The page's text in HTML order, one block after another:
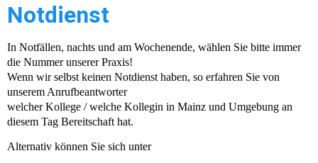
Notdienst
In Notfällen, nachts und am Wochenende, wählen Sie bitte immer
die Nummer unserer Praxis!
Wenn wir selbst keinen Notdienst haben, so erfahren Sie von
unserem Anrufbeantworter
welcher Kollege / welche Kollegin in Mainz und Umgebung an
diesem Tag Bereitschaft hat.
Alternativ können Sie sich unter